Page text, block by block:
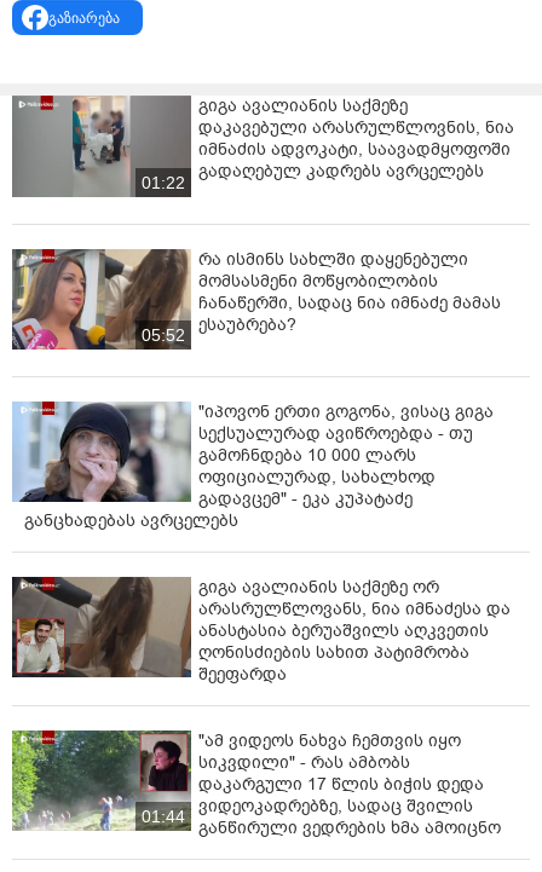
სამოქალაქო აქტივისტის ამბავსაც ეხმაურება,
რომელიც ამბობს, რომ გზის გადაკეტვის გამო
გამოცდაზე არ დაუშვეს.
"გვსურს, გამოვეხმაუროთ ბოლო რამდენიმე დღის
განმავლობაში, ზოგიერთი მედიასაშუალების მხრიდან
შსს მომსახურების სააგენტოს წინააღმდეგ
მიზანმიმართულ დისკრედიტაციას ემსახურება.
რამდენიმე დღის წინ, ერთ-ერთმა მედიასაშუალებამ
გაავრცელა ინფორმაცია იმის შესახებ, რომ თითქოს
ავტოსატრანსპორტო საშუალების მართვის უფლების
მისაღებ გამოცდაზე, მოქალაქეების მიზანმიმართული
ჩაჭრა და მათთვის ხელოვნური ბარიერების შექმნა
ხორციელდება, რაც არის სრული ტყუილი.
პრაქტიკული გამოცდის ჩაბარება შესაძლებელია 10
ქალაქში და მოქალაქეებისთვის ყოველთვიურად
ახლდება, როგორც გეგმური, ასევე არაგეგმური
ჯავშნების გაკეთების შესაძლებლობა.აქვე
აღვნიშნავთ, რომ საგამოცდო ავტომობილები
აღჭურვილია აუდიო და ვიდეო ჩამწერი
მოწყობილობებით და კანდიდატს სურვილის/
პრეტენზიის შემთხვევაში, უფლება აქვს მიმართოს
სააგენტოს, გაეცნოს აღნიშნულ მასალას და
საჭიროების შემთხვევაში მოითხოვოს გასაჩივრება.
მართვის უფლების მისაღები გამოცდის ჩაბარების
წესი და მათ შორის საკვალიფიკაციო მოთხოვნები
რეგულირდება შესაბამისი საკანონმდებლო აქტებით.
გამოცდის სტანდარტი სრულად შეესაბამება
საერთაშორისო პრაქტიკას. ქართული მართვის
მოწმობები აღიარებულია ევროპის არაერთ ქვეყანაში.
გაზიარება
01:22
გიგა ავალიანის საქმეზე
დაკავებული არასრულწლოვნის, ნია
იმნაძის ადვოკატი, საავადმყოფოში
გადაღებულ კადრებს ავრცელებს
05:52
რა ისმინს სახლში დაყენებული
მომსასმენი მოწყობილობის
ჩანაწერში, სადაც ნია იმნაძე მამას
ესაუბრება?
"იპოვონ ერთი გოგონა, ვისაც გიგა
სექსუალურად ავიწროებდა - თუ
გამოჩნდება 10 000 ლარს
ოფიციალურად, სახალხოდ
გადავცემ" - ეკა კუპატაძე
განცხადებას ავრცელებს
გიგა ავალიანის საქმეზე ორ
არასრულწლოვანს, ნია იმნაძესა და
ანასტასია ბერუაშვილს აღკვეთის
ღონისძიების სახით პატიმრობა
შეეფარდა
01:44
"ამ ვიდეოს ნახვა ჩემთვის იყო
სიკვდილი" - რას ამბობს
დაკარგული 17 წლის ბიჭის დედა
ვიდეოკადრებზე, სადაც შვილის
განწირული ვედრების ხმა ამოიცნო